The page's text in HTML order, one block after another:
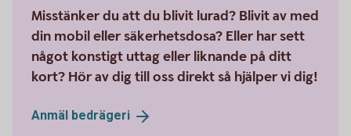
Misstänker du att du blivit lurad? Blivit av med
din mobil eller säkerhetsdosa? Eller har sett
något konstigt uttag eller liknande på ditt
kort? Hör av dig till oss direkt så hjälper vi dig!
Anmäl bedrägeri